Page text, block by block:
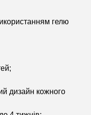
гелю
дизайн кожного